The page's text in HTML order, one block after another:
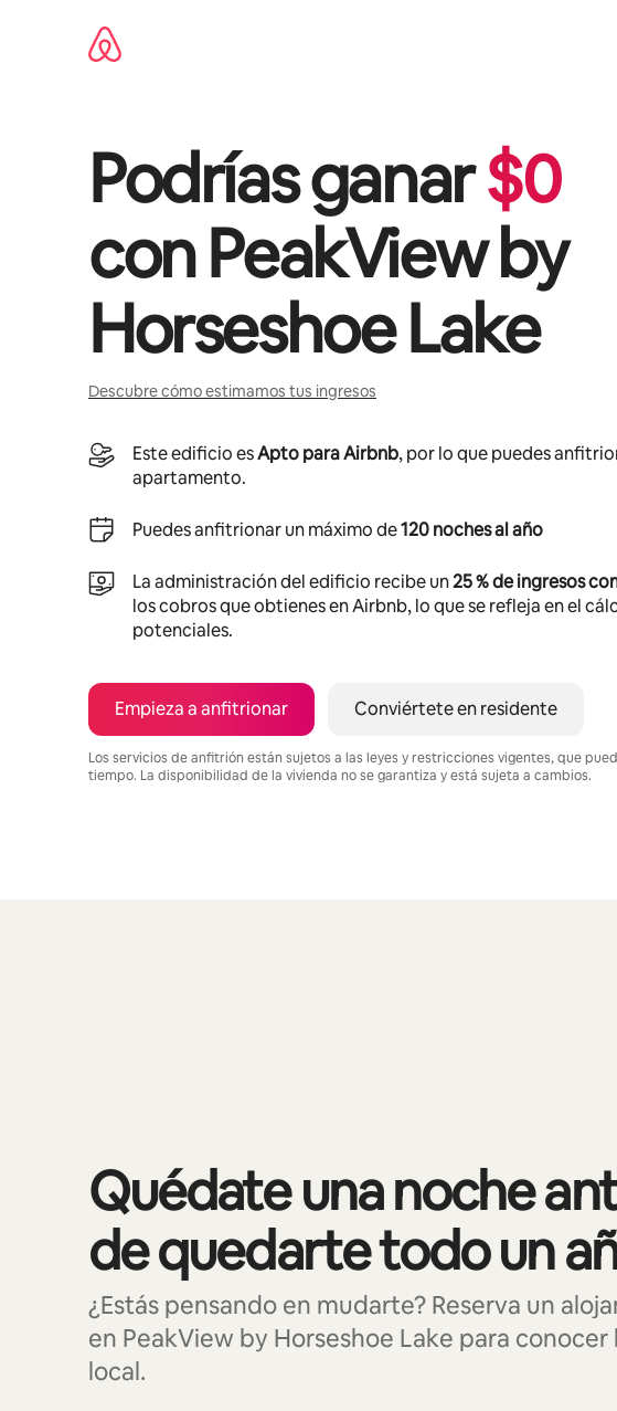
Podrías ganar$0
conPeakView by
Horseshoe Lake
Descubre cómo estimamos tus ingresos
Este edificio esApto para Airbnb, por lo que puedes
apartamento.
Puedes anfitrionar un máximo de120 noches al año
La administración del edificio recibe un25 % de ingresos
los cobros que obtienes en Airbnb, lo que se refleja en el
potenciales.
Empieza a anfitrionar Conviértete en residente
Los servicios de anfitrión están sujetos a las leyes y restricciones vigentes, que
tiempo. La disponibilidad de la vivienda no se garantiza y está sujeta a cambios.
Quédate una noche
de quedarte todo un
¿Estás pensando en mudarte? Reserva un
en PeakView by Horseshoe Lake para conocer
local.